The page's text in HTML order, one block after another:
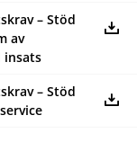
– Stöd
av
insats
– Stöd